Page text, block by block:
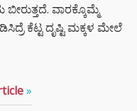
ವಾರಕ್ಕೊಮ್ಮೆ
ಕೆಟ್ಟ ದೃಷ್ಟಿ ಮಕ್ಕಳ ಮೇಲೆ
»